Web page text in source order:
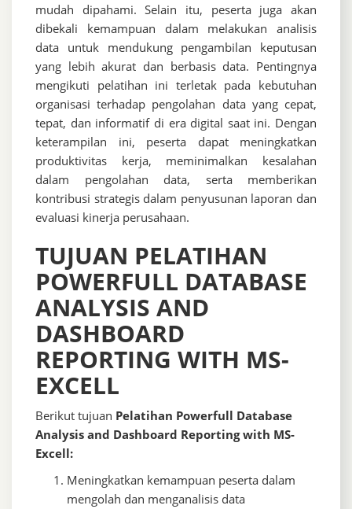
mudah dipahami. Selain itu, peserta juga akan
dibekali kemampuan dalam melakukan analisis
data untuk mendukung pengambilan keputusan
yang lebih akurat dan berbasis data. Pentingnya
mengikuti pelatihan ini terletak pada kebutuhan
organisasi terhadap pengolahan data yang cepat,
tepat, dan informatif di era digital saat ini. Dengan
keterampilan ini, peserta dapat meningkatkan
produktivitas kerja, meminimalkan kesalahan
dalam pengolahan data, serta memberikan
kontribusi strategis dalam penyusunan laporan dan
evaluasi kinerja perusahaan.
TUJUAN PELATIHAN
POWERFULL DATABASE
ANALYSIS AND
DASHBOARD
REPORTING WITH MS-
EXCELL
Berikut tujuan Pelatihan Powerfull Database
Analysis and Dashboard Reporting with MS-
Excell:
Meningkatkan kemampuan peserta dalam
mengolah dan menganalisis data